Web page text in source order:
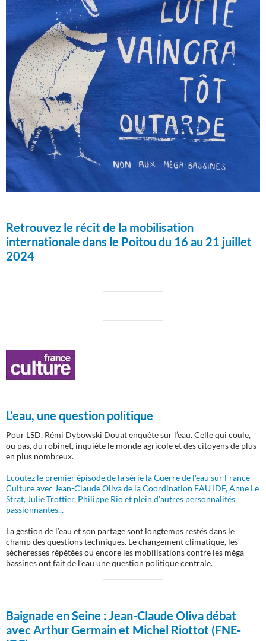
Retrouvez le récit de la mobilisation
internationale dans le Poitou du 16 au 21 juillet
2024
L’eau, une question politique
Pour LSD, Rémi Dybowski Douat enquête sur l’eau. Celle qui coule,
ou pas, du robinet, inquiète le monde agricole et des citoyens de plus
en plus nombreux.
Ecoutez le premier épisode de la série la Guerre de l'eau sur France
Culture avec Jean-Claude Oliva de la Coordination EAU IDF, Anne Le
Strat, Julie Trottier, Philippe Rio et plein d'autres personnalités
passionnantes...
La gestion de l’eau et son partage sont longtemps restés dans le
champ des questions techniques. Le changement climatique, les
sécheresses répétées ou encore les mobilisations contre les méga-
bassines ont fait de l’eau une question politique centrale.
Baignade en Seine : Jean-Claude Oliva débat
avec Arthur Germain et Michel Riottot (FNE-